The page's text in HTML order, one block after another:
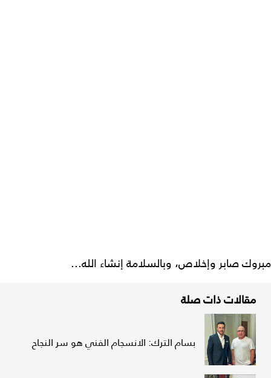
مبروك صابر وإخلاص، وبالسلامة إنشاء الله...
مقالات ذات صلة
بسام الترك: الانسجام الفني هو سر النجاح